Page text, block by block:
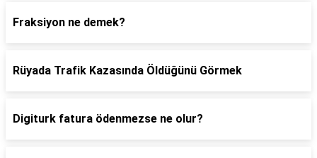
Fraksiyon ne demek?
Rüyada Trafik Kazasında Öldüğünü Görmek
Digiturk fatura ödenmezse ne olur?